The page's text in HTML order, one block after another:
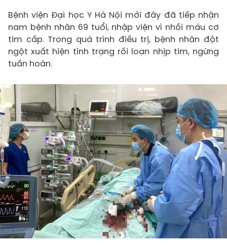
Bệnh viện Đại học Y Hà Nội mới đây đã tiếp nhận
nam bệnh nhân 69 tuổi, nhập viện vì nhồi máu cơ
tim cấp. Trong quá trình điều trị, bệnh nhân đột
ngột xuất hiện tình trạng rối loạn nhịp tim, ngừng
tuần hoàn.